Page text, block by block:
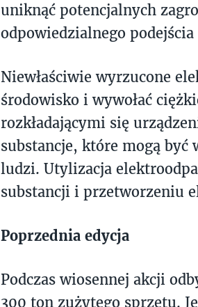
uniknąć potencjalnych
odpowiedzialnego
Niewłaściwie wyrzucone
środowisko i wywołać
rozkładającymi się
substancje, które mogą
ludzi. Utylizacja
substancji i przetworzeniu
Poprzednia edycja
Podczas wiosennej akcji
300 ton zużytego sprzętu.